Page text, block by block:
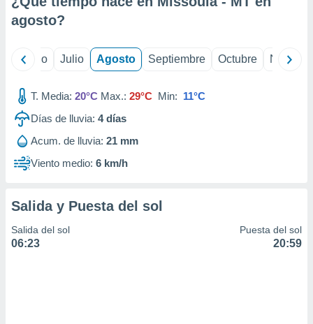
e
publicidad
publicidad
de
agosto?
Junio Julio Agosto Septiembre Octubre
T. Media: 20°C Max.: 29°C Min: 11°C
Días de lluvia: 4días
Acum. de lluvia: 21 mm
Viento medio: 6 km/h
Salida y Puesta del sol
Salida del sol
06:23
Puesta del sol
20:59